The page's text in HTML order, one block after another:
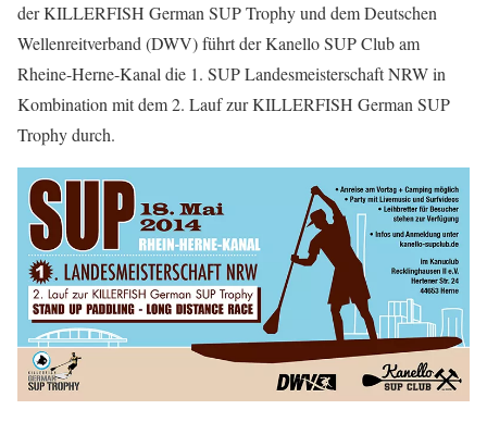
der KILLERFISH German SUP Trophy und dem Deutschen
Wellenreitverband (DWV) führt der Kanello SUP Club am
Rheine-Herne-Kanal die 1. SUP Landesmeisterschaft NRW in
Kombination mit dem 2. Lauf zur KILLERFISH German SUP
Trophy durch.